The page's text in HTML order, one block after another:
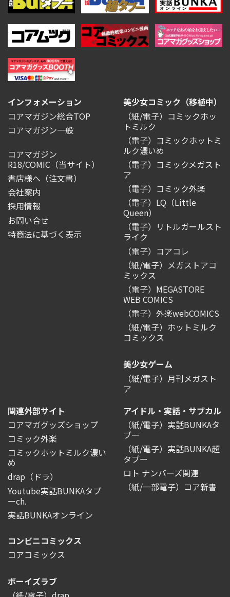
インフォメーション
コアマガジン総合TOP
コアマガジン一般
コアマガジン
R18/COMIC （当サイト）
書店様へ（注文書）
会社案内
採用情報
お問い合せ
特商法に基づく表示
美少女コミック（移植中）
（紙/電子）コミックホッ
トミルク
（電子）コミックホットミ
ルク濃いめ
（電子）コミックメガスト
ア
（電子）コミック外楽
（電子）LQ（Little
Queen）
（電子）リトルガールスト
ライク
（電子）コアコレ
（紙/電子）メガストアコ
ミックス
（電子）MEGASTORE
WEB COMICS
（電子）外楽webCOMICS
（紙/電子）ホットミルク
コミックス
美少女ゲーム
（紙/電子）月刊メガスト
ア
関連外部サイト
コアマガグッズショップ
コミック外楽
コミックホットミルク濃い
め
drap（ドラ）
Youtube実話BUNKAタブ
ーch.
実話BUNKAオンライン
アイドル・実話・サブカル
（紙/電子）実話BUNKAタ
ブー
（紙/電子）実話BUNKA超
タブー
ロト ナンバーズ関連
（紙/一部電子）コア新書
コンビニコミックス
コアコミックス
ボーイズラブ